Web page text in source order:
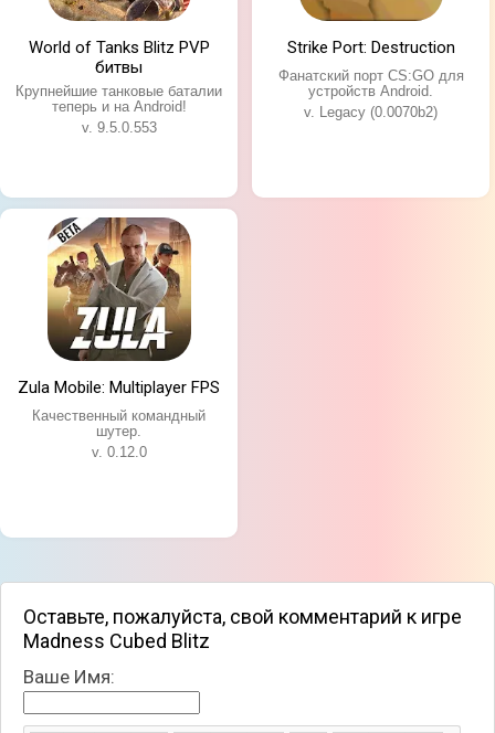
World of Tanks Blitz PVP
битвы
Крупнейшие танковые баталии
теперь и на Android!
v. 9.5.0.553
Strike Port: Destruction
Фанатский порт CS:GO для
устройств Android.
v. Legacy (0.0070b2)
Zula Mobile: Multiplayer FPS
Качественный командный
шутер.
v. 0.12.0
Оставьте, пожалуйста, свой комментарий к игре
Madness Cubed Blitz
Ваше Имя: